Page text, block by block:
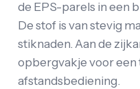
de EPS-parels in een
De stof is van stevig
stiknaden. Aan de
opbergvakje voor
afstandsbediening.